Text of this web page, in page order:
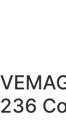
236